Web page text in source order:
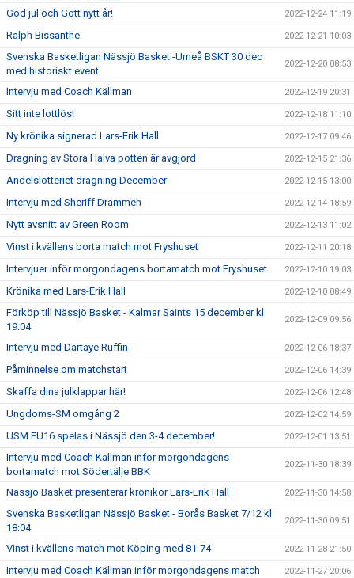
God jul och Gott nytt år! 2022-12-24 11:19
Ralph Bissanthe 2022-12-21 10:03
Svenska Basketligan Nässjö Basket -Umeå BSKT 30 dec
med historiskt event
2022-12-20 08:53
Intervju med Coach Källman 2022-12-19 20:31
Sitt inte lottlös! 2022-12-18 11:10
Ny krönika signerad Lars-Erik Hall 2022-12-17 09:46
Dragning av Stora Halva potten är avgjord 2022-12-15 21:36
Andelslotteriet dragning December 2022-12-15 13:00
Intervju med Sheriff Drammeh 2022-12-14 18:59
Nytt avsnitt av Green Room 2022-12-13 11:02
Vinst i kvällens borta match mot Fryshuset 2022-12-11 20:18
Intervjuer inför morgondagens bortamatch mot Fryshuset 2022-12-10 19:03
Krönika med Lars-Erik Hall 2022-12-10 08:49
Förköp till Nässjö Basket - Kalmar Saints 15 december kl
19:04
2022-12-09 09:56
Intervju med Dartaye Ruffin 2022-12-06 18:37
Påminnelse om matchstart 2022-12-06 14:39
Skaffa dina julklappar här! 2022-12-06 12:48
Ungdoms-SM omgång 2 2022-12-02 14:59
USM FU16 spelas i Nässjö den 3-4 december! 2022-12-01 13:51
Intervju med Coach Källman inför morgondagens
bortamatch mot Södertälje BBK
2022-11-30 18:39
Nässjö Basket presenterar krönikör Lars-Erik Hall 2022-11-30 14:58
Svenska Basketligan Nässjö Basket - Borås Basket 7/12 kl
18:04
2022-11-30 09:51
Vinst i kvällens match mot Köping med 81-74 2022-11-28 21:50
Intervju med Coach Källman inför morgondagens match 2022-11-27 20:06